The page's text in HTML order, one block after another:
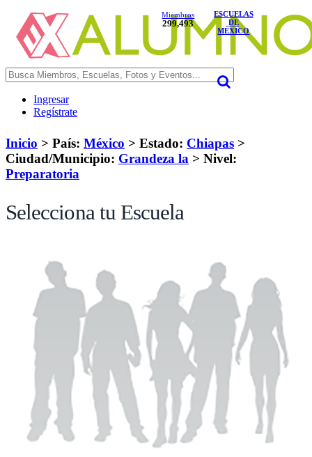
Miembros
299,493
ESCUELAS
DE
MÉXICO
Ingresar
Regístrate
Inicio > País: México > Estado: Chiapas >
Ciudad/Municipio: Grandeza la > Nivel:
Preparatoria
Selecciona tu Escuela